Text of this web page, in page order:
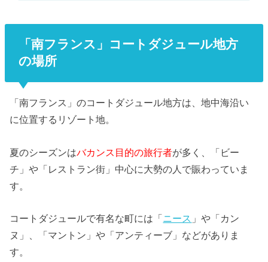
「南フランス」コートダジュール地方
の場所
「南フランス」のコートダジュール地方は、地中海沿い
に位置するリゾート地。
夏のシーズンはバカンス目的の旅行者が多く、「ビー
チ」や「レストラン街」中心に大勢の人で賑わっていま
す。
コートダジュールで有名な町には「ニース 」や「カン
ヌ」、「マントン」や「アンティーブ」などがありま
す。